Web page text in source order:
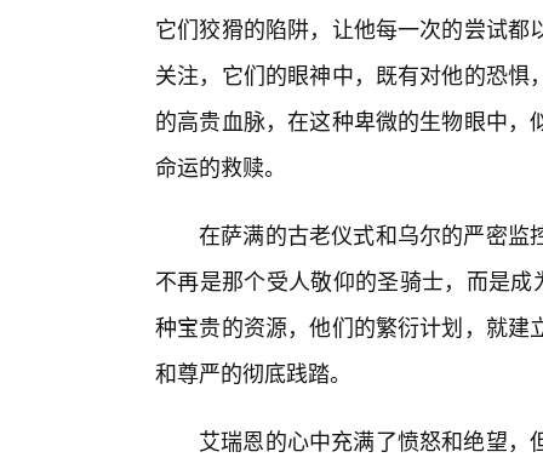
它们狡猾的陷阱，让他每一次的尝试
关注，它们的眼神中，既有对他的恐
的高贵血脉，在这种卑微的生物眼中
命运的救赎。
在萨满的古老仪式和乌尔的严密监
不再是那个受人敬仰的圣骑士，而是
种宝贵的资源，他们的繁衍计划，就
和尊严的彻底践踏。
艾瑞恩的心中充满了愤怒和绝望